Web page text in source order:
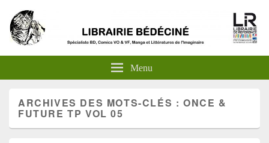
Menu
ARCHIVES DES MOTS-CLÉS :ONCE &
FUTURE TP VOL 05